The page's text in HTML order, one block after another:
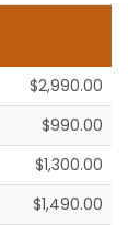
$2,990.00
$990.00
$1,300.00
$1,490.00